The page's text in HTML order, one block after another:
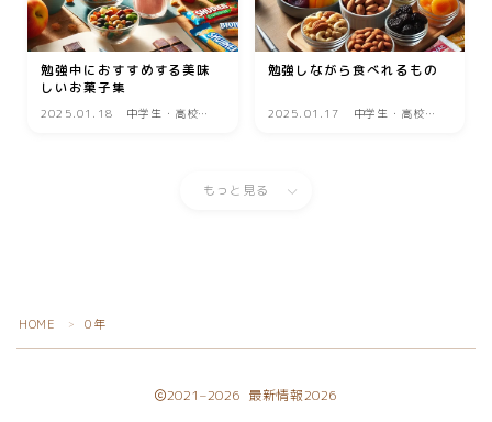
リサイクル
オフィス用品
ガーデニング
生活雑貨
勉強中におすすめする美味
しいお菓子集
2025.01.18
中学生・高校生
勉強しながら食べれるもの
2025.01.17
中学生・高校生
もっと見る
HOME ＞ 0年
2021–2026 最新情報2026